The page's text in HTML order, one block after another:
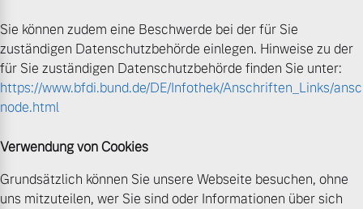
Sie können zudem eine Beschwerde bei der für Sie
zuständigen Datenschutzbehörde einlegen. Hinweise zu der
für Sie zuständigen Datenschutzbehörde finden Sie unter:
https://www.bfdi.bund.de/DE/Infothek/Anschriften_Links/
node.html
Verwendung von Cookies
Grundsätzlich können Sie unsere Webseite besuchen, ohne
uns mitzuteilen, wer Sie sind oder Informationen über sich